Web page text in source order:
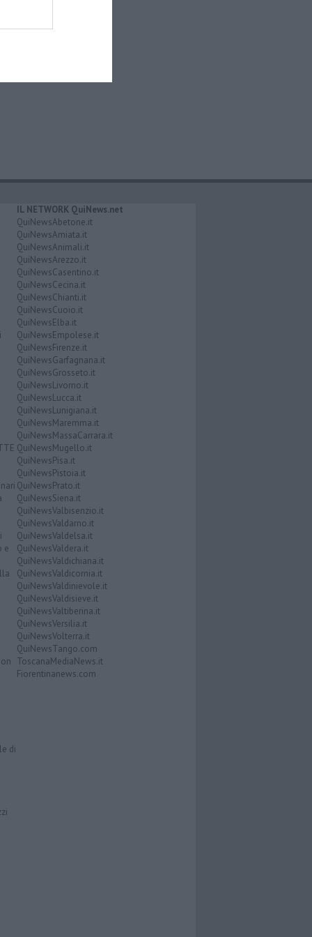
e
di
IL NETWORK QuiNews.net
QuiNewsAbetone.it
QuiNewsAmiata.it
QuiNewsAnimali.it
QuiNewsArezzo.it
QuiNewsCasentino.it
QuiNewsCecina.it
QuiNewsChianti.it
QuiNewsCuoio.it
QuiNewsElba.it
QuiNewsEmpolese.it
QuiNewsFirenze.it
QuiNewsGarfagnana.it
QuiNewsGrosseto.it
QuiNewsLivorno.it
QuiNewsLucca.it
QuiNewsLunigiana.it
QuiNewsMaremma.it
QuiNewsMassaCarrara.it
QuiNewsMugello.it
QuiNewsPisa.it
QuiNewsPistoia.it
QuiNewsPrato.it
QuiNewsSiena.it
QuiNewsValbisenzio.it
QuiNewsValdarno.it
QuiNewsValdelsa.it
QuiNewsValdera.it
QuiNewsValdichiana.it
QuiNewsValdicornia.it
QuiNewsValdinievole.it
QuiNewsValdisieve.it
QuiNewsValtiberina.it
QuiNewsVersilia.it
QuiNewsVolterra.it
QuiNewsTango.com
ToscanaMediaNews.it
Fiorentinanews.com